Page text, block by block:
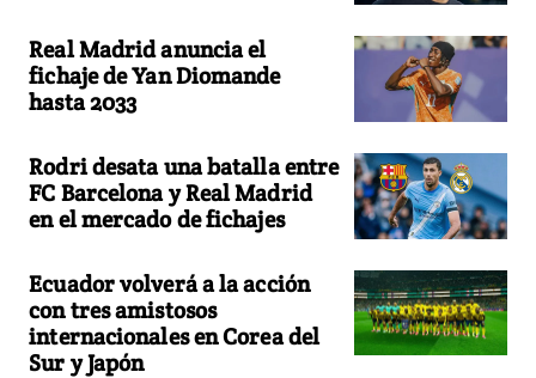
Real Madrid anuncia el
fichaje de Yan Diomande
hasta 2033
Rodri desata una batalla entre
FC Barcelona y Real Madrid
en el mercado de fichajes
Ecuador volverá a la acción
con tres amistosos
internacionales en Corea del
Sur y Japón